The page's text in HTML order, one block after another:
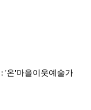
'온'마을이웃예술가